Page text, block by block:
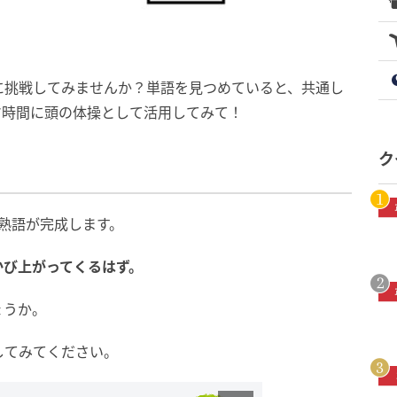
戦してみませんか？単語を見つめていると、共通し
間に頭の体操として活用してみて！
が完成します。
上がってくるはず。
か。
みてください。